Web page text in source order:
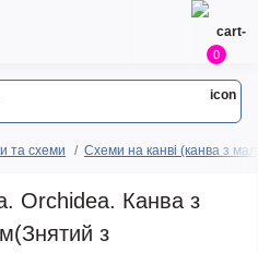
0
та схеми Схеми на канві (канва з
Orchidea. Канва з
з